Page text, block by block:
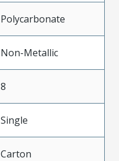
Polycarbonate
Non-Metallic
8
Single
Carton